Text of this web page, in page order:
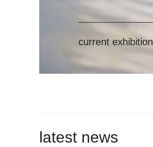
current exhibition
latest news